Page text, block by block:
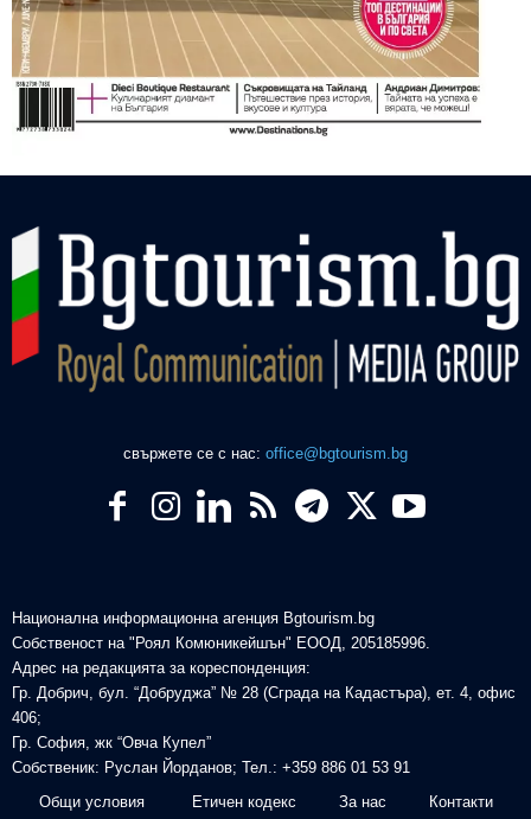
свържете се с нас: office@bgtourism.bg
Национална информационна агенция Bgtourism.bg
Собственост на "Роял Комюникейшън" ЕООД, 205185996.
Адрес на редакцията за кореспонденция:
Гр. Добрич, бул. “Добруджа” № 28 (Сграда на Кадастъра), ет. 4, офис
406;
Гр. София, жк “Овча Купел”
Собственик: Руслан Йорданов; Тел.: +359 886 01 53 91
Общи условия
Етичен кодекс За нас Контакти